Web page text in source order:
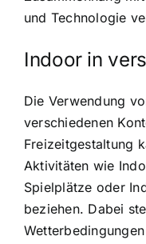
und Technologie
Indoor in
Die Verwendung
verschiedenen
Freizeitgestaltung
Aktivitäten wie
Spielplätze oder
beziehen. Dabei